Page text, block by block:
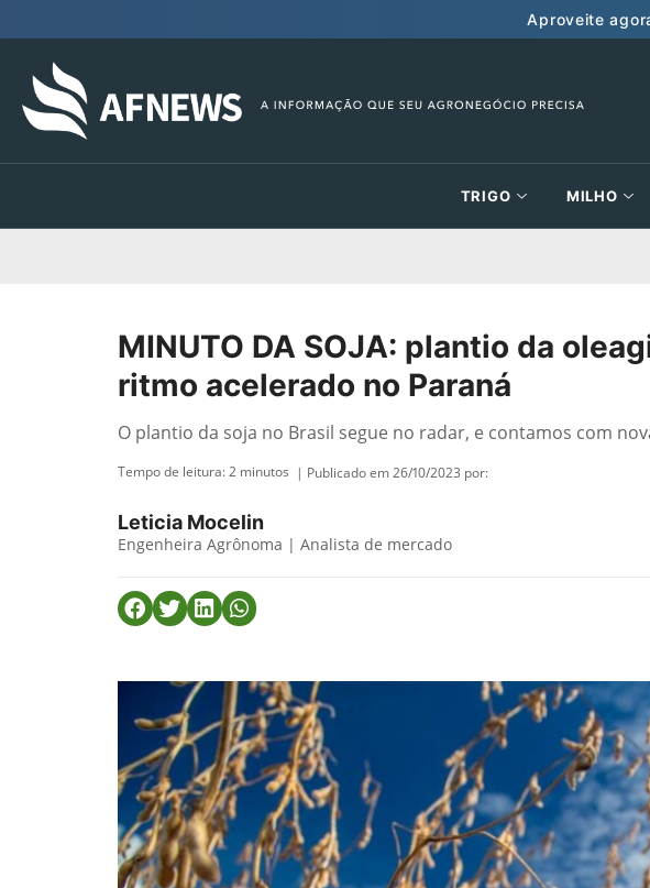
Aproveite
TRIGO MILHO
MINUTO DA SOJA: plantio da
ritmo acelerado no Paraná
O plantio da soja no Brasil segue no radar, e contamos com
Tempo de leitura:2 minutos | Publicado em 26/10/2023 por:
Leticia Mocelin
Engenheira Agrônoma | Analista de mercado